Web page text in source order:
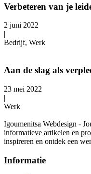
Verbeteren van je
2 juni 2022
|
Bedrijf, Werk
Aan de slag als
23 mei 2022
|
Werk
Igoumenitsa Webdesign -
informatieve artikelen en
inspireren en ontdek een
Informatie